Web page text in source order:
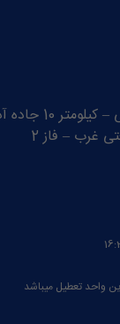
ایران –
غرب – فاز 2
واحد تعطیل میباشد